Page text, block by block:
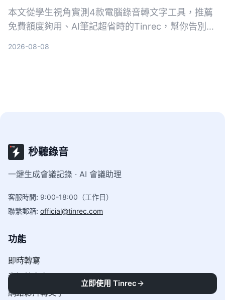
本文從學生視角實測4款電腦錄音轉文字工具，推薦
免費額度夠用、AI筆記超省時的Tinrec，幫你告別手
2026-08-08
秒聽錄音
一鍵生成會議記錄 · AI 會議助理
客服時間: 9:00-18:00（工作日）
聯繫郵箱: official@tinrec.com
功能
即時轉寫
音訊轉文字
網路影片轉文字
立即使用 Tinrec